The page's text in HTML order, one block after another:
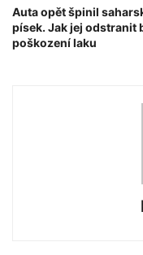
Auta opět špinil
písek. Jak jej odstranit
poškození laku